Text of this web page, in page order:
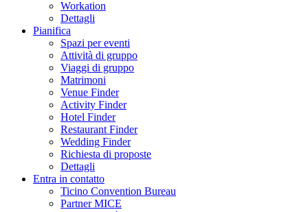
Workation
Dettagli
Pianifica
Spazi per eventi
Attività di gruppo
Viaggi di gruppo
Matrimoni
Venue Finder
Activity Finder
Hotel Finder
Restaurant Finder
Wedding Finder
Richiesta di proposte
Dettagli
Entra in contatto
Ticino Convention Bureau
Partner MICE